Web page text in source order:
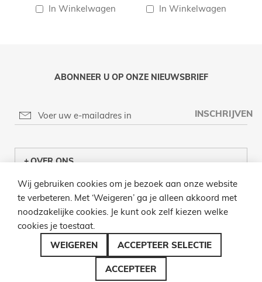
In Winkelwagen In Winkelwagen
ABONNEER U OP ONZE NIEUWSBRIEF
INSCHRIJVEN
OVER ONS
KLANTENCENTRUM
INFO
BEL ONS
© 2026 LAMPENZO ALLE RECHTEN VOORBEHOUDEN
Wij gebruiken cookies om je bezoek aan onze website
te verbeteren. Met ‘Weigeren’ ga je alleen akkoord met
noodzakelijke cookies. Je kunt ook zelf kiezen welke
cookies je toestaat.
WEIGEREN
ACCEPTEER SELECTIE
ACCEPTEER